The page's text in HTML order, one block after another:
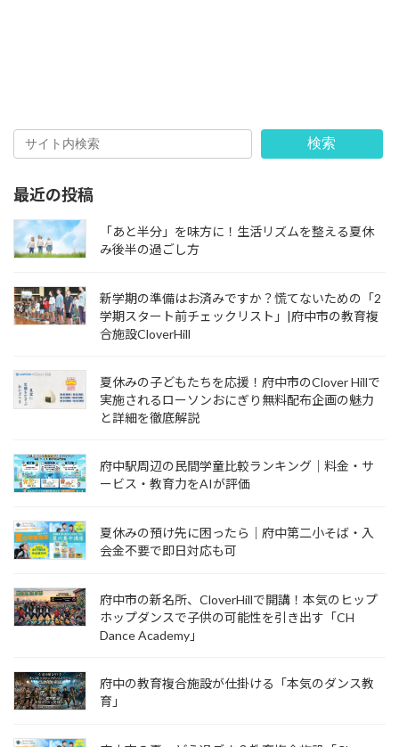
検索
最近の投稿
「あと半分」を味方に！生活リズムを整える夏休
み後半の過ごし方
新学期の準備はお済みですか？慌てないための「2
学期スタート前チェックリスト」|府中市の教育複
合施設CloverHill
夏休みの子どもたちを応援！府中市のClover Hillで
実施されるローソンおにぎり無料配布企画の魅力
と詳細を徹底解説
府中駅周辺の民間学童比較ランキング｜料金・サ
ービス・教育力をAIが評価
夏休みの預け先に困ったら｜府中第二小そば・入
会金不要で即日対応も可
府中市の新名所、CloverHillで開講！本気のヒップ
ホップダンスで子供の可能性を引き出す「CH
Dance Academy」
府中の教育複合施設が仕掛ける「本気のダンス教
育」